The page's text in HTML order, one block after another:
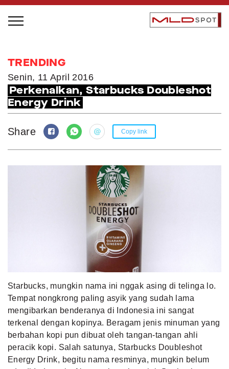
LOCAL GREATNESS
INSPIRING PEOPLE
INSPIRING PRODUCTS
INSPIRING PLACES
INSPIRING COMMUNITIES
TRENDING
TRENDING
Senin, 11 April 2016
Perkenalkan, Starbucks Doubleshot
Energy Drink
Share Copy link
Starbucks, mungkin nama ini nggak asing di telinga lo.
Tempat nongkrong paling asyik yang sudah lama
mengibarkan benderanya di Indonesia ini sangat
terkenal dengan kopinya. Beragam jenis minuman yang
berbahan kopi pun dibuat oleh tangan-tangan ahli
peracik kopi. Salah satunya, Starbucks Doubleshot
Energy Drink, begitu nama resminya, mungkin belum